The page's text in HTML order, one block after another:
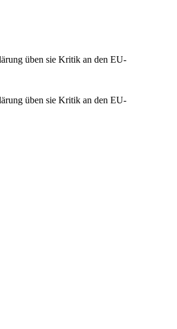
üben sie Kritik an den EU-
üben sie Kritik an den EU-